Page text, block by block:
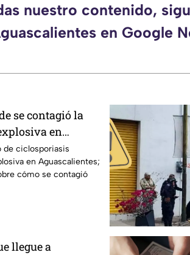
nuestro contenido,
en Google
se contagió la
en
de ciclosporiasis
en Aguascalientes;
cómo se contagió
llegue a